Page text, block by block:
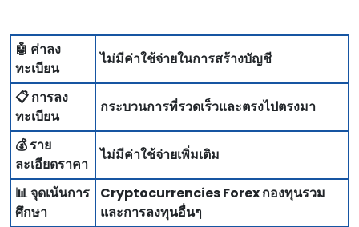
🤖 ค่าลง
ทะเบียน
ไม่มีค่าใช้จ่ายในการสร้างบัญชี
📋 การลง
ทะเบียน
กระบวนการที่รวดเร็วและตรงไปตรงมา
💰 ราย
ละเอียดราคา
ไม่มีค่าใช้จ่ายเพิ่มเติม
📊 จุดเน้นการ
ศึกษา
Cryptocurrencies Forex กองทุนรวม
และการลงทุนอื่นๆ